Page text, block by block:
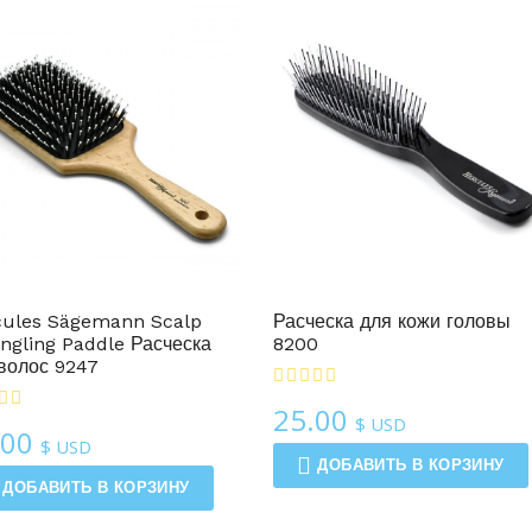
Sägemann Scalp
Paddle Расческа
9247
$ USD
ДОБАВИТЬ В КОРЗИНУ
Расческа для кожи головы
8200
25.00$ USD
ДОБАВИТЬ В КОРЗИНУ